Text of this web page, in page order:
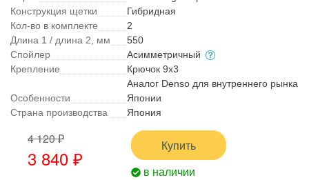
Конструкция щетки
Гибридная
Кол-во в комплекте
2
Длина 1 / длина 2, мм
550
Спойлер
Асимметричный
Крепление
Крючок 9x3
Особенности
Аналог Denso для внутреннего рынка
Японии
Страна производства
Япония
4 120 ₽
3 840 ₽
Купить
в наличии